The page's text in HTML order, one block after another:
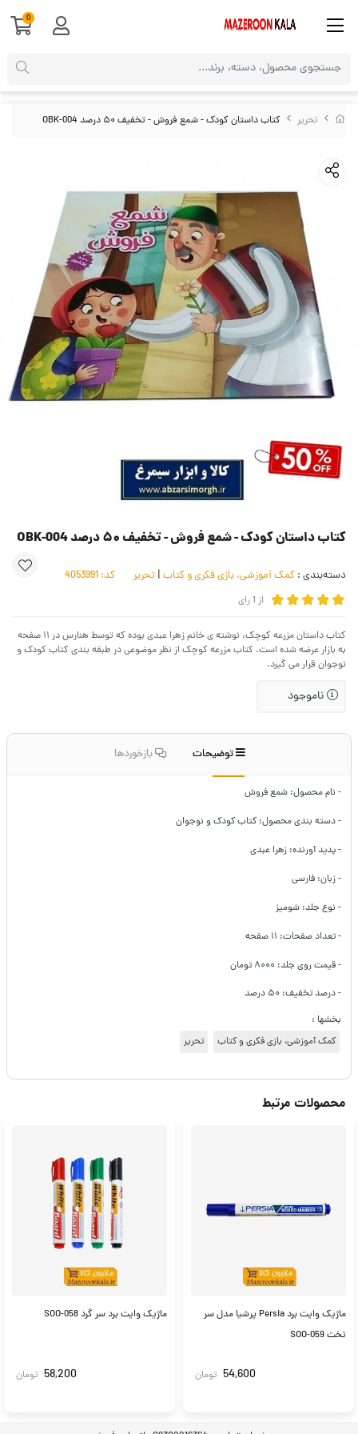
تحریر کتاب داستان کودک - شمع فروش - تخفیف ۵۰ درصد OBK-004
کتاب داستان کودک - شمع فروش - تخفیف ۵۰ درصد OBK-004
دسته‌بندی : کمک آموزشی، بازی فکری و کتاب | تحریر کد:
از 1رای
کتاب داستان مزرعه کوچک، نوشته ی خانم زهرا عبدی بوده که توسط هنارس در ۱۱ صفحه
به بازار عرضه شده است. کتاب مزرعه کوچک از نظر موضوعی در طبقه بندی کتاب کودک و
نوجوان قرار می گیرد.
ناموجود
توضیحات بازخوردها
- نام محصول: شمع فروش
- دسته بندی محصول: کتاب کودک و نوجوان
- پدید آورنده: زهرا عبدی
- زبان: فارسی
- نوع جلد: شومیز
- تعداد صفحات: ۱۱ صفحه
- قیمت روی جلد: ۸۰۰۰ تومان
- درصد تخفیف: ۵۰ درصد
بخشها :
کمک آموزشی، بازی فکری و کتاب
تحریر
محصولات مرتبط
ماژیک وایت برد Persia پرشیا مدل سر
تخت SOO-059
54,600 تومان
ماژیک وایت برد سر گرد SOO-058
58,200 تومان
0